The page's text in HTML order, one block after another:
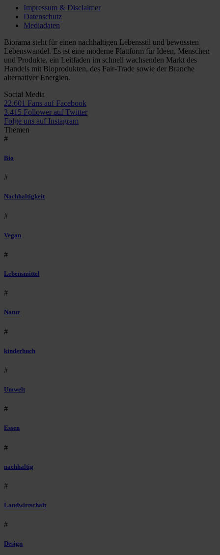
Impressum & Disclaimer
Datenschutz
Mediadaten
Biorama steht für einen nachhaltigen Lebensstil und bewussten
Lebenswandel. Es ist eine moderne Plattform für Ideen, Menschen
und Produkte, ein Leitfaden im schnell wachsenden Markt des
Handels mit Bioprodukten, des Fair-Trade sowie der Branche
alternativer Energien.
Social Media
22.601 Fans auf Facebook
3.415 Follower auf Twitter
Folge uns auf Instagram
Themen
#
Bio
#
Nachhaltigkeit
#
Vegan
#
Lebensmittel
#
Natur
#
kinderbuch
#
Umwelt
#
Essen
#
nachhaltig
#
Landwirtschaft
#
Design